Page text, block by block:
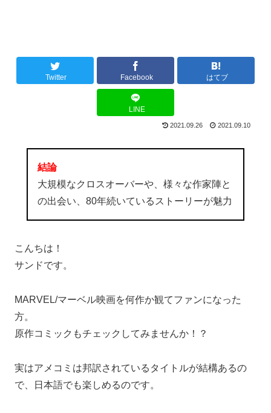
Twitter Facebook はてブ
LINE
2021.09.26 2021.09.10
結論
大規模なクロスオーバーや、様々な作家陣と
の出会い、80年続いているストーリーが魅力
こんちは！
サンドです。
MARVEL/マーベル映画を何作か観てファンになった
方。
原作コミックもチェックしてみませんか！？
実はアメコミは邦訳されているタイトルが結構あるの
で、日本語でも楽しめるのです。